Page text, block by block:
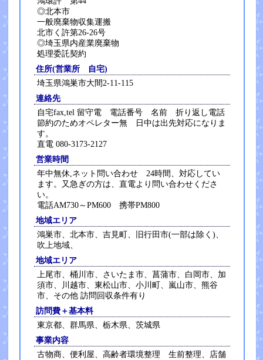
◎北本市
一般廃棄物収集運搬
北市く許第26-26号
◎埼玉県内産業廃棄物
処理委託契約
住所(営業所 自宅)
埼玉県鴻巣市大間2-11-115
連絡先
自宅fax,tel 留守電 電話番号 名前 折り返し電話
節約のためオペレター無 日中は出先対応になりま
す。
直電 080-3173-2127
営業時間
年中無休,ネット問い合わせ 24時間、対応してい
ます。又急ぎの方は、直電より問い合わせくださ
い。
電話AM730～PM600 携帯PM800
地域エリア
鴻巣市、北本市、吉見町、旧行田市(一部は除く)、
吹上地域、
地域エリア
上尾市、桶川市、さいたま市、菖蒲市、白岡市、加
須市、川越市、東松山市、小川町、嵐山市、熊谷
市、その他 訪問回収条件有り
訪問費＋基本料
東京都、群馬県、栃木県、茨城県
事業内容
古物商、便利屋、高齢者環境整理 生前整理、店舗